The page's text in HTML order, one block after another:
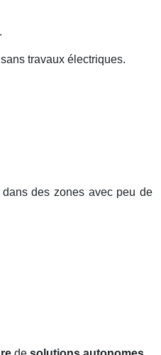
travaux électriques.
des zones avec peu de